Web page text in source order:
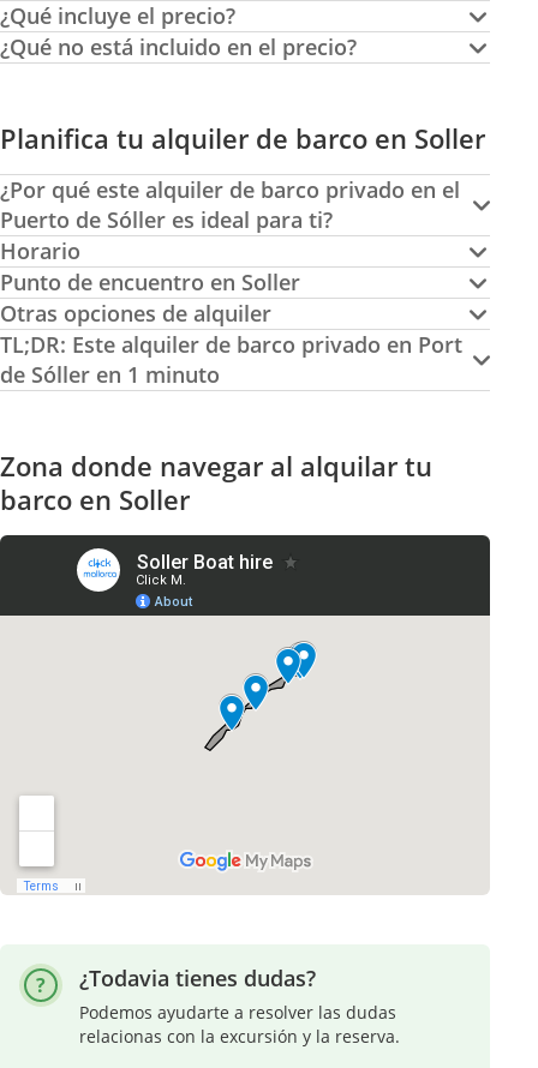
¿Qué incluye el precio?
¿Qué no está incluido en el precio?
Planifica tu alquiler de barco en Soller
¿Por qué este alquiler de barco privado en el
Puerto de Sóller es ideal para ti?
Horario
Punto de encuentro en Soller
Otras opciones de alquiler
TL;DR: Este alquiler de barco privado en Port
de Sóller en 1 minuto
Zona donde navegar al alquilar tu
barco en Soller
¿Todavia tienes dudas?
Podemos ayudarte a resolver las dudas
relacionas con la excursión y la reserva.